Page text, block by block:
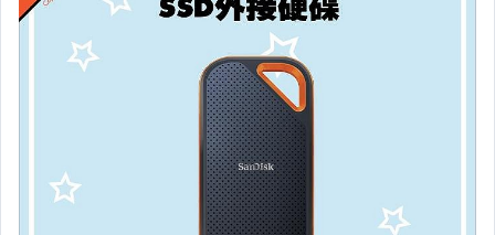
└ 相機 Ricoh.Pentax.Kodak
┌ 單眼 Canon
└ 單眼 Sony.